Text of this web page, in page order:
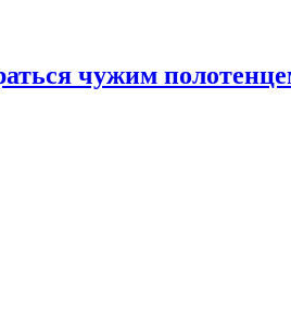
чужим